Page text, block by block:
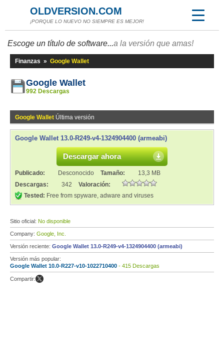
OLDVERSION.COM
¡PORQUE LO NUEVO NO SIEMPRE ES MEJOR!
Escoge un título de software...a la versión que amas!
Finanzas » Google Wallet
Google Wallet
992 Descargas
Google Wallet Última versión
Google Wallet 13.0-R249-v4-1324904400 (armeabi)
Descargar ahora
Publicado: Desconocido Tamaño:
13,3 MB
Descargas:
342
Valoración:
Tested: Free from spyware, adware and viruses
Sitio oficial: No disponible
Company: Google, Inc.
Versión reciente: Google Wallet 13.0-R249-v4-1324904400 (armeabi)
Versión más popular:
Google Wallet 10.0-R227-v10-1022710400 - 415 Descargas
Compartir: